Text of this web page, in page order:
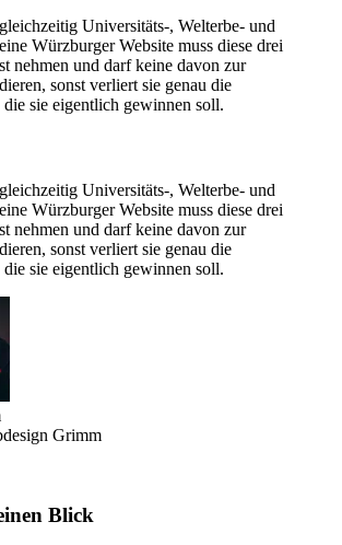
Universitäts-, Welterbe- und
Würzburger Website muss diese drei
nehmen und darf keine davon zur
sonst verliert sie genau die
sie eigentlich gewinnen soll.
Universitäts-, Welterbe- und
Würzburger Website muss diese drei
nehmen und darf keine davon zur
sonst verliert sie genau die
sie eigentlich gewinnen soll.
Grimm
Blick